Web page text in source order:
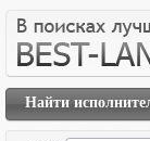
Найти